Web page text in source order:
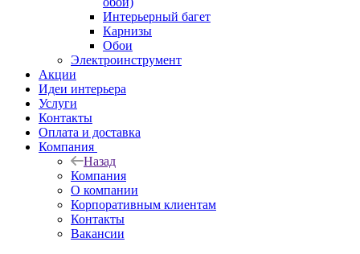
Интерьерный багет
Карнизы
Обои
Электроинструмент
Акции
Идеи интерьера
Услуги
Контакты
Оплата и доставка
Компания
Назад
Компания
О компании
Корпоративным клиентам
Контакты
Вакансии